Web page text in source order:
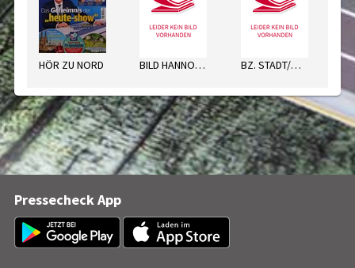
HÖR ZU NORD BILD HANNOV.MO BZ. STADT/WOLFENBÜTTEL MO
Pressecheck App